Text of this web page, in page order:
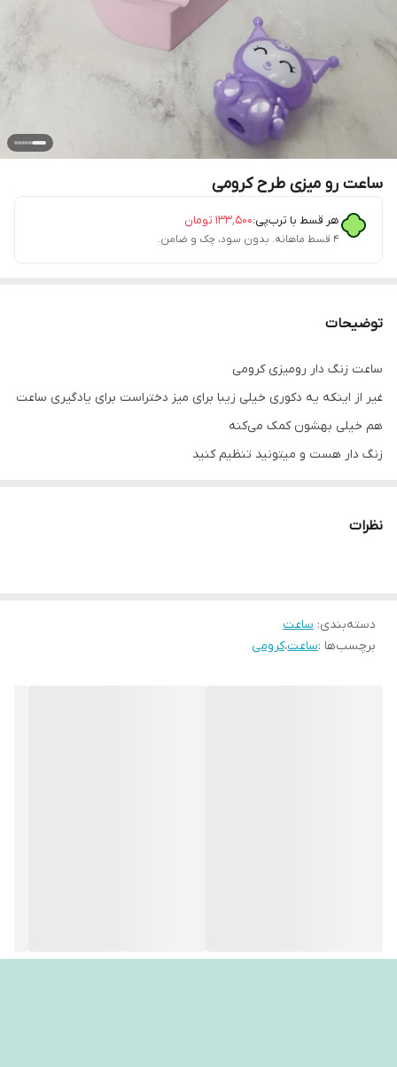
ساعت رو میزی طرح کرومی
هر قسط با ترب‌پی:۱۳۳٬۵۰۰ تومان
۴ قسط ماهانه. بدون سود، چک و ضامن.
توضیحات
ساعت زنگ دار رومیزی کرومی
غیر از اینکه یه دکوری خیلی زیبا برای میز دختراست برای یادگیری ساعت
هم خیلی بهشون کمک می‌کنه
زنگ دار هست و میتونید تنظیم کنید
نظرات
دسته‌بندی: ساعت
برچسب‌ها :ساعت،کرومی